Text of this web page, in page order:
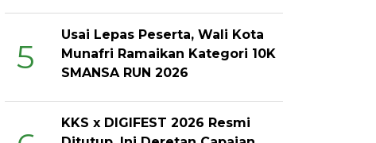
5
Usai Lepas Peserta, Wali Kota
Munafri Ramaikan Kategori 10K
SMANSA RUN 2026
KKS x DIGIFEST 2026 Resmi